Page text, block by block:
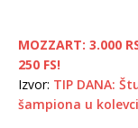
MOZZART: 3.000
250 FS!
Izvor: TIP DANA:
šampiona u